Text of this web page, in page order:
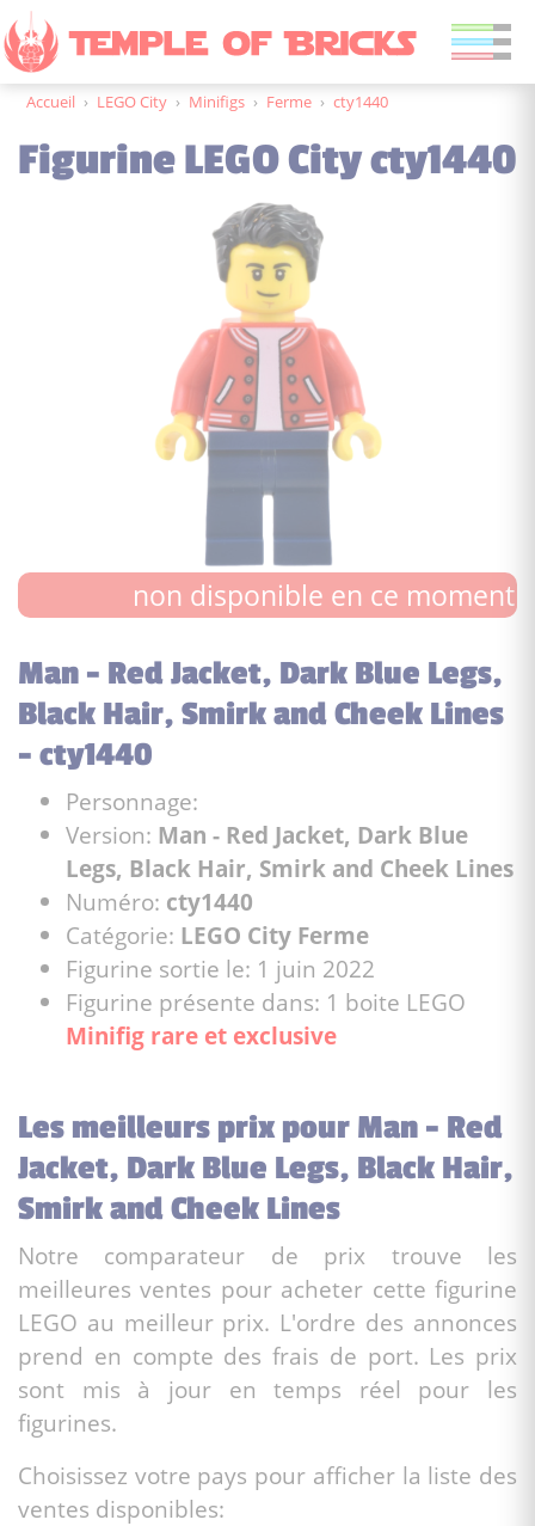
Accueil › LEGO City › Minifigs › Ferme › cty1440
Figurine LEGO City cty1440
non disponible en ce moment
Man - Red Jacket, Dark Blue Legs,
Black Hair, Smirk and Cheek Lines
- cty1440
Personnage:
Version: Man - Red Jacket, Dark Blue
Legs, Black Hair, Smirk and Cheek Lines
Numéro: cty1440
Catégorie: LEGO City Ferme
Figurine sortie le: 1 juin 2022
Figurine présente dans: 1 boite LEGO
Minifig rare et exclusive
Les meilleurs prix pour Man - Red
Jacket, Dark Blue Legs, Black Hair,
Smirk and Cheek Lines
Notre comparateur de prix trouve les
meilleures ventes pour acheter cette figurine
LEGO au meilleur prix. L'ordre des annonces
prend en compte des frais de port. Les prix
sont mis à jour en temps réel pour les
figurines.
Choisissez votre pays pour afficher la liste des
ventes disponibles: